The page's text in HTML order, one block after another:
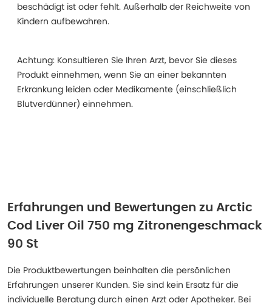
beschädigt ist oder fehlt. Außerhalb der Reichweite von
Kindern aufbewahren.
Achtung: Konsultieren Sie Ihren Arzt, bevor Sie dieses
Produkt einnehmen, wenn Sie an einer bekannten
Erkrankung leiden oder Medikamente (einschließlich
Blutverdünner) einnehmen.
Erfahrungen und Bewertungen zu Arctic
Cod Liver Oil 750 mg Zitronengeschmack
90 St
Die Produktbewertungen beinhalten die persönlichen
Erfahrungen unserer Kunden. Sie sind kein Ersatz für die
individuelle Beratung durch einen Arzt oder Apotheker. Bei